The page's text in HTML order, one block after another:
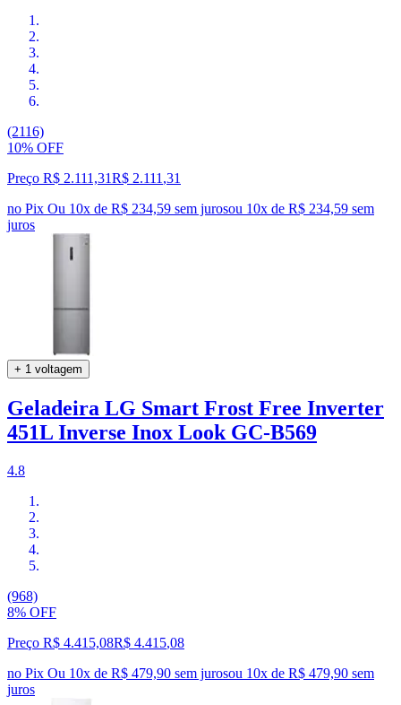
(2116)
10% OFF
Preço R$ 2.111,31R$ 2.111,31
no Pix Ou 10x de R$ 234,59 sem jurosou 10x de R$ 234,59 sem
juros
+ 1 voltagem
Geladeira LG Smart Frost Free Inverter
451L Inverse Inox Look GC-B569
4.8
(968)
8% OFF
Preço R$ 4.415,08R$ 4.415,08
no Pix Ou 10x de R$ 479,90 sem jurosou 10x de R$ 479,90 sem
juros